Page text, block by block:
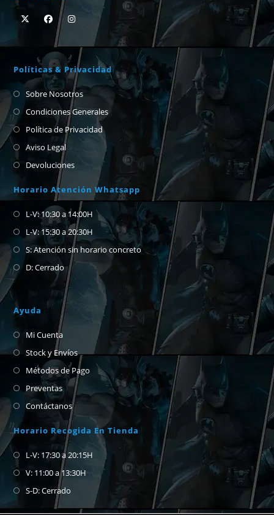
Políticas & Privacidad
Sobre Nosotros
Condiciones Generales
Política de Privacidad
Aviso Legal
Devoluciones
Horario Atención Whatsapp
L-V: 10:30 a 14:00H
L-V: 15:30 a 20:30H
S: Atención sin horario concreto
D: Cerrado
Ayuda
Mi Cuenta
Stock y Envíos
Métodos de Pago
Preventas
Contáctanos
Horario Recogida En Tienda
L-V: 17:30 a 20:15H
V: 11:00 a 13:30H
S-D: Cerrado